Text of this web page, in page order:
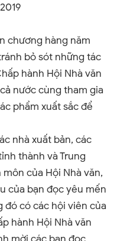
chương hàng năm
bỏ sót những tác
hành Hội Nhà văn
nước cùng tham gia
phẩm xuất sắc để
nhà xuất bản, các
thành và Trung
của Hội Nhà văn,
của bạn đọc yêu mến
đó có các hội viên của
hành Hội Nhà văn